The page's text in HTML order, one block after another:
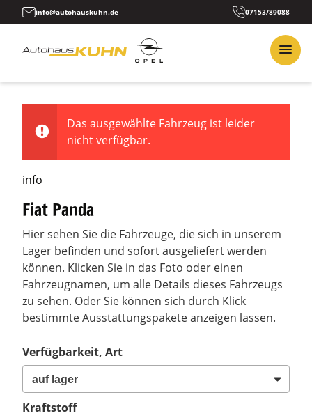
info@autohauskuhn.de 07153/89088
Das ausgewählte Fahrzeug ist leider
nicht verfügbar.
info
Fiat Panda
Hier sehen Sie die Fahrzeuge, die sich in unserem
Lager befinden und sofort ausgeliefert werden
können. Klicken Sie in das Foto oder einen
Fahrzeugnamen, um alle Details dieses Fahrzeugs
zu sehen. Oder Sie können sich durch Klick
bestimmte Ausstattungspakete anzeigen lassen.
Verfügbarkeit, Art
Kraftstoff